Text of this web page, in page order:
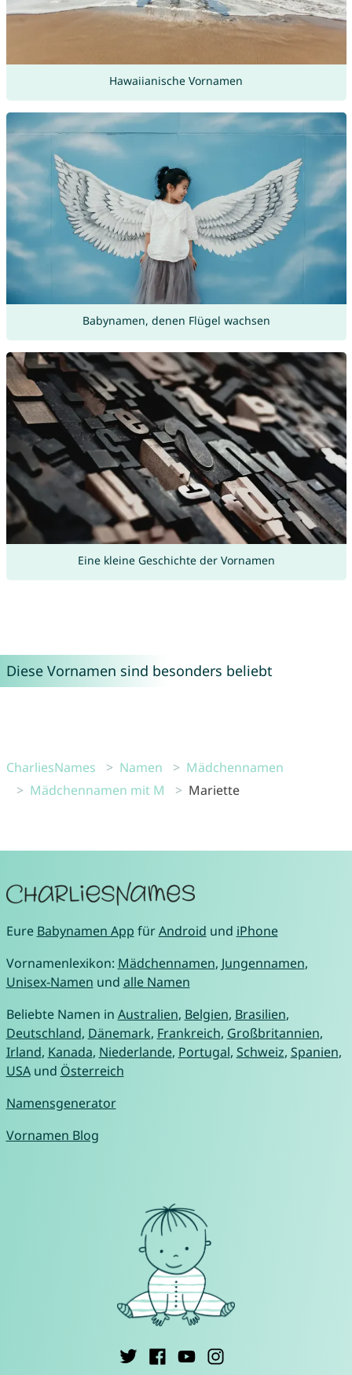
Hawaiianische Vornamen
Babynamen, denen Flügel wachsen
Eine kleine Geschichte der Vornamen
Diese Vornamen sind besonders beliebt
CharliesNames Namen
Mädchennamen
Mädchennamen mit M
Mariette
Eure Babynamen App fürAndroid und iPhone
Vornamenlexikon: Mädchennamen, Jungennamen,
Unisex-Namen und alle Namen
Beliebte Namen in Australien, Belgien, Brasilien,
Deutschland, Dänemark, Frankreich, Großbritannien,
Irland, Kanada, Niederlande, Portugal, Schweiz, Spanien,
USAund Österreich
Namensgenerator
Vornamen Blog